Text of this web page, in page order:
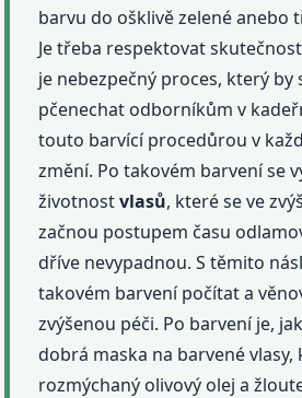
barvu do ošklivě zelené anebo
Je třeba respektovat
je nebezpečný proces, který by
pčenechat odborníkům v
touto barvící procedůrou v
změní. Po takovém barvení se
životnostvlasů, které se ve
začnou postupem času
dříve nevypadnou. S těmito
takovém barvení počítat a
zvýšenou péči. Po barvení je,
dobrá maska na barvené vlasy,
rozmýchaný olivový olej a